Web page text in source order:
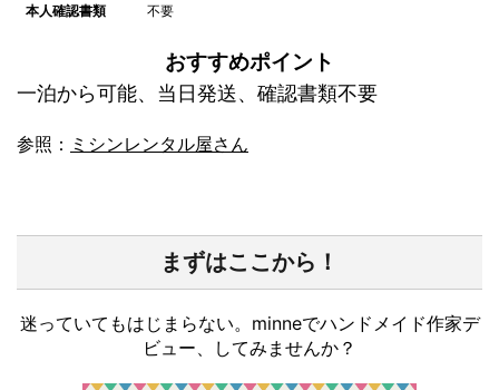
本人確認書類 不要
おすすめポイント
一泊から可能、当日発送、確認書類不要
参照： ミシンレンタル屋さん
まずはここから！
迷っていてもはじまらない。minneでハンドメイド作家デ
ビュー、してみませんか？